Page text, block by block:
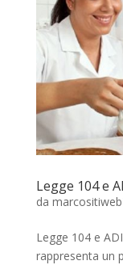
Legge 104 e
da
Legge 104 e
rappresenta un